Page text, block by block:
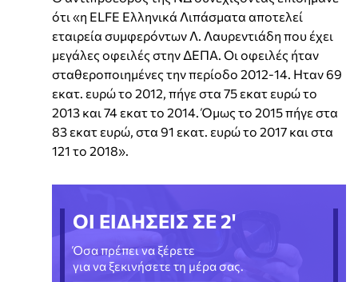
ότι «η ELFE Ελληνικά Λιπάσματα αποτελεί
εταιρεία συμφερόντων Λ. Λαυρεντιάδη που έχει
μεγάλες οφειλές στην ΔΕΠΑ. Οι οφειλές ήταν
σταθεροποιημένες την περίοδο 2012-14. Ηταν 69
εκατ. ευρώ το 2012, πήγε στα 75 εκατ ευρώ το
2013 και 74 εκατ το 2014. Όμως το 2015 πήγε στα
83 εκατ ευρώ, στα 91 εκατ. ευρώ το 2017 και στα
121 το 2018».
ΟΙ ΕΙΔΗΣΕΙΣ ΣΕ 2'
Όσα πρέπει να ξέρετε
για να ξεκινήσετε τη μέρα σας.